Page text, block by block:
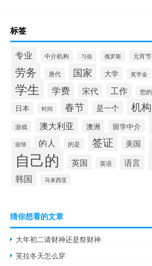
标签
专业 中介机构 习俗 俄罗斯 元宵节
劳务 唐代 国家 大学 奖学金
学生 学费 宋代 工作 您的
日本 时间 春节 是一个 机构
游戏 澳大利亚 澳洲 留学中介
疫情 的人 的是 签证 美国
自己的 英国 英语 语言
韩国 马来西亚
猜你想看的文章
大年初二请财神还是祭财神
芙拉冬天怎么穿